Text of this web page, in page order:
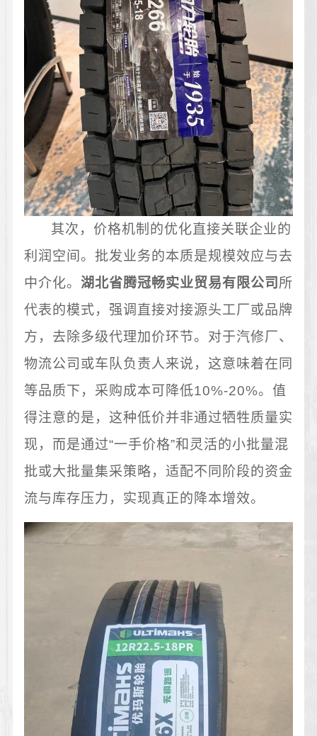
其次，价格机制的优化直接关联企业的
利润空间。批发业务的本质是规模效应与去
中介化。 湖北省腾冠畅实业贸易有限公司 所
代表的模式，强调直接对接源头工厂或品牌
方，去除多级代理加价环节。对于汽修厂、
物流公司或车队负责人来说，这意味着在同
等品质下，采购成本可降低10%-20%。值
得注意的是，这种低价并非通过牺牲质量实
现，而是通过“一手价格”和灵活的小批量混
批或大批量集采策略，适配不同阶段的资金
流与库存压力，实现真正的降本增效。